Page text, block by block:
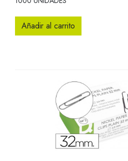
Añadir al carrito